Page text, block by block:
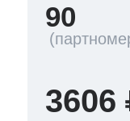
90
3606